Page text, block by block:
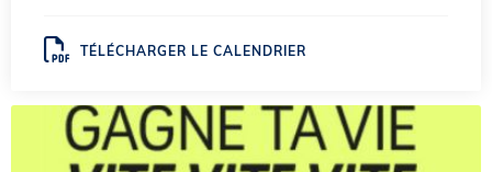
TÉLÉCHARGER LE CALENDRIER